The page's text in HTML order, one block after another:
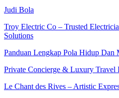
Judi Bola
Troy Electric Co – Trusted
Solutions
Panduan Lengkap Pola Hidup Dan
Private Concierge & Luxury Travel
Le Chant des Rives – Artistic